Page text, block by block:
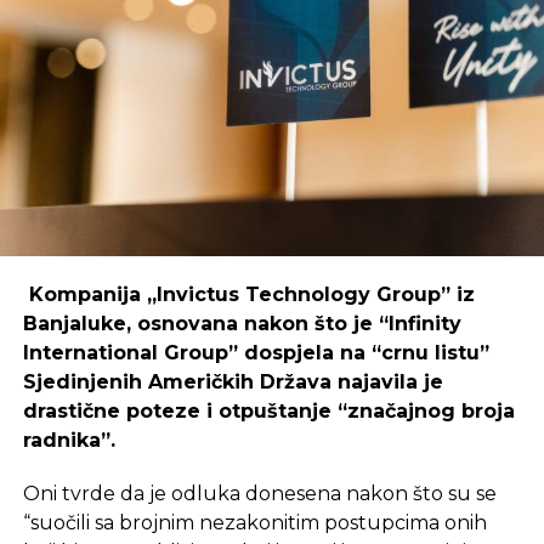
Primjer mostarskog CodeHuba pokazuje da
coworking prostori mogu uspješno djelovati i u
regijama koje nisu urbani centri, ali zahtijeva
podršku i ulaganja koja će omogućiti dugoročnu
održivost ovakvih inicijativa.
Ulaganje u coworking prostor u Čapljini moglo bi
postati ključan korak prema stvaranju napredne
poslovne klime, privlačenju novih profesionalaca te
nove projekte i lokalnu ekonomiju.
Kompanija „Invictus Technology Group” iz
Banjaluke, osnovana nakon što je “Infinity
International Group” dospjela na “crnu listu”
Sjedinjenih Američkih Država najavila je
drastične poteze i otpuštanje “značajnog broja
radnika”.
Oni tvrde da je odluka donesena nakon što su se
“suočili sa brojnim nezakonitim postupcima onih